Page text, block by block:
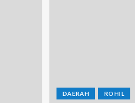
DAERAH ROHIL